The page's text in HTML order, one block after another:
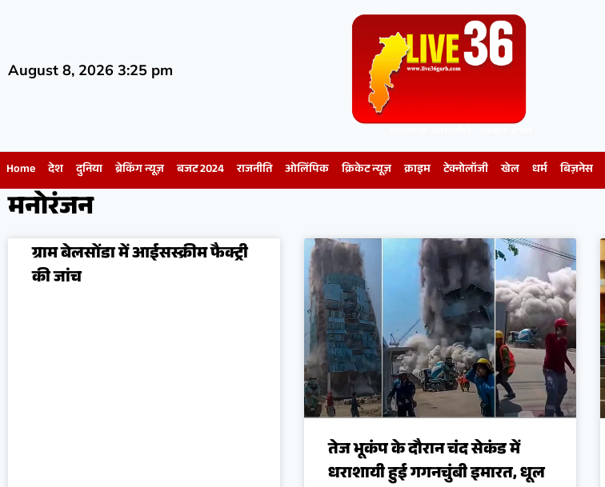
August 8, 2026 3:25 pm
Home देश दुनिया ब्रेकिंग न्यूज़ बजट 2024 राजनीति ओलिंपिक क्रिकेट न्यूज़ क्राइम टेक्नोलॉजी खेल धर्म बिज़नेस
मनोरंजन
ग्राम बेलसोंडा में आईसस्क्रीम फैक्ट्री
की जांच
तेज भूकंप के दौरान चंद सेकंड में
धराशायी हुई गगनचुंबी इमारत, धूल